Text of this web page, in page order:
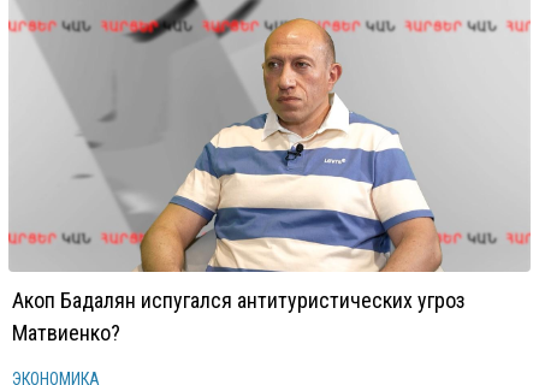
Акоп Бадалян испугался антитуристических угроз
Матвиенко?
ЭКОНОМИКА